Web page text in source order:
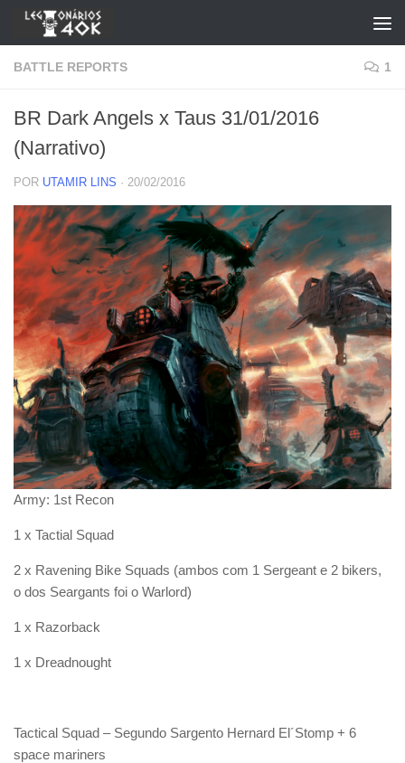
Skip to content
BATTLE REPORTS 1
BR Dark Angels x Taus 31/01/2016
(Narrativo)
POR UTAMIR LINS · 20/02/2016
Army: 1st Recon
1 x Tactial Squad
2 x Ravening Bike Squads (ambos com 1 Sergeant e 2 bikers,
o dos Seargants foi o Warlord)
1 x Razorback
1 x Dreadnought
Tactical Squad – Segundo Sargento Hernard El´Stomp + 6
space mariners